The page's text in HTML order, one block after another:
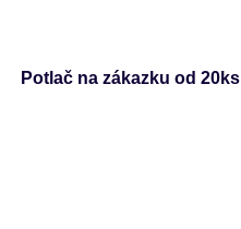
Potlač na zákazku od 20ks